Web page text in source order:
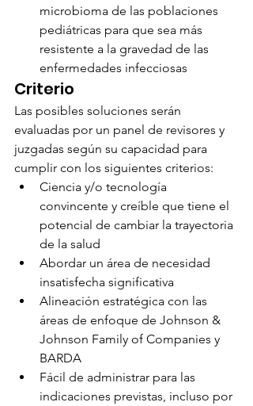
microbioma de las poblaciones
pediátricas para que sea más
resistente a la gravedad de las
enfermedades infecciosas
Criterio
Las posibles soluciones serán
evaluadas por un panel de revisores y
juzgadas según su capacidad para
cumplir con los siguientes criterios:
Ciencia y/o tecnología
convincente y creíble que tiene el
potencial de cambiar la trayectoria
de la salud
Abordar un área de necesidad
insatisfecha significativa
Alineación estratégica con las
áreas de enfoque de Johnson &
Johnson Family of Companies y
BARDA
Fácil de administrar para las
indicaciones previstas, incluso por